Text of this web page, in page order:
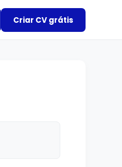
Criar CV grátis